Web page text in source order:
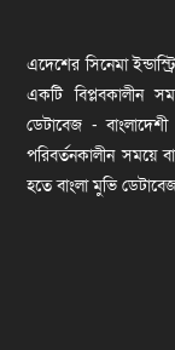
এদেশের সিনেমা
একটি বিপ্লবকালীন
ডেটাবেজ - বাংলাদেশী
পরিবর্তনকালীন সময়ে
হতে বাংলা মুভি